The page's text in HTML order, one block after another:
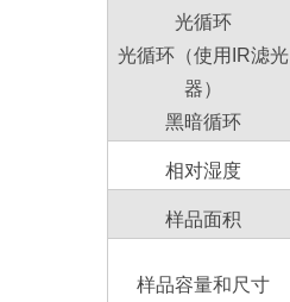
光循环
光循环（使用IR滤光
器）
黑暗循环
相对湿度
样品面积
样品容量和尺寸